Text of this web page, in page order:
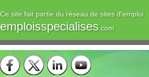
Ce site fait partie du réseau de sites d'emploi
emploisspecialises.com